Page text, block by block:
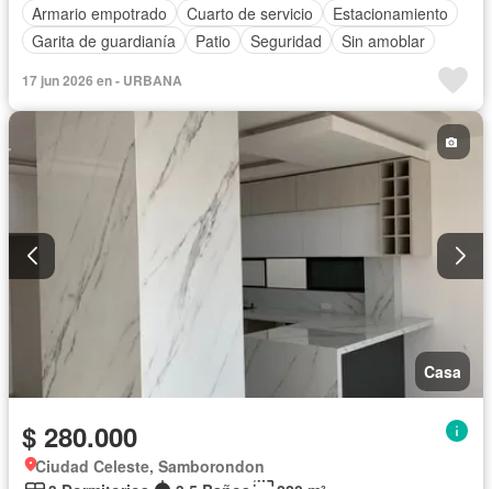
Armario empotrado
Cuarto de servicio
Estacionamiento
Garita de guardianía
Patio Seguridad Sin amoblar
17 jun 2026 en - URBANA
Casa
$ 280.000
Ciudad Celeste, Samborondon